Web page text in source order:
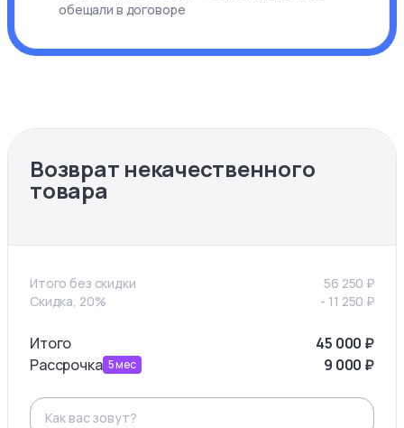
обещали в договоре
Возврат некачественного
товара
Итого без скидки 56 250 ₽
Скидка, 20%
- 11 250 ₽
Итого 45 000 ₽
Рассрочка 5мес 9 000 ₽